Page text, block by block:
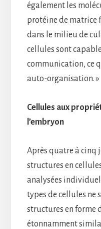
également les
protéine de matrice
dans le milieu de
cellules sont
communication, ce
auto-organisation. »
Cellules aux
l’embryon
Après quatre à cinq
structures en
analysées
types de cellules ne
structures en forme
étonnamment